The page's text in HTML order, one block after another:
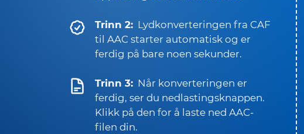
Trinn 2: Lydkonverteringen fra CAF
til AAC starter automatisk og er
ferdig på bare noen sekunder.
Trinn 3: Når konverteringen er
ferdig, ser du nedlastingsknappen.
Klikk på den for å laste ned AAC-
filen din.